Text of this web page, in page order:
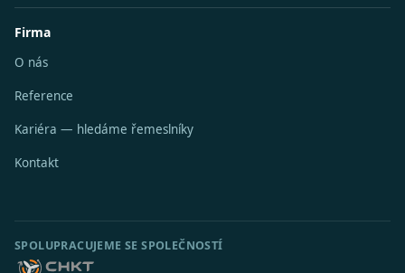
Firma
O nás
Reference
Kariéra — hledáme řemeslníky
Kontakt
SPOLUPRACUJEME SE SPOLEČNOSTÍ